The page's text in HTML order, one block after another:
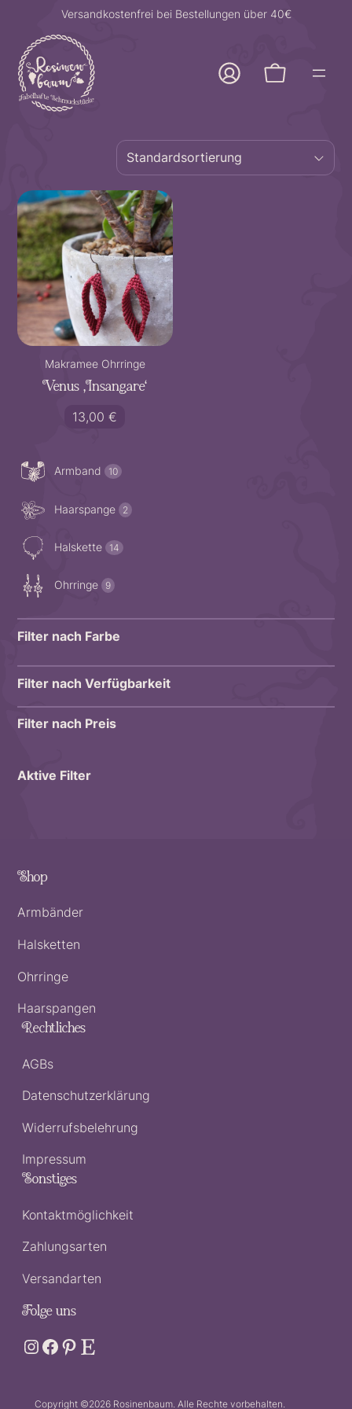
springen
Versandkostenfrei bei Bestellungen über 40€
Makramee Ohrringe
Venus ‚Insangare‘
13,00€
Armband 10Produkte
Haarspange 2Produkte
Halskette 14Produkte
Ohrringe 9Produkte
Filter nach Farbe
Filter nach Verfügbarkeit
Filter nach Preis
Aktive Filter
Shop
Armbänder
Halsketten
Ohrringe
Haarspangen
Rechtliches
AGBs
Datenschutzerklärung
Widerrufsbelehrung
Impressum
Sonstiges
Kontaktmöglichkeit
Zahlungsarten
Versandarten
Folge uns
Instagram-Link Facebook Pinterest Etsy
Copyright ©2026 Rosinenbaum. Alle Rechte vorbehalten.